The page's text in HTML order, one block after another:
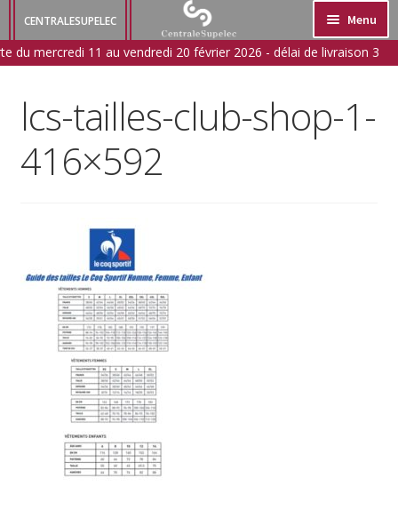
la
contenu
CENTRALESUPELEC Menu
ADULTE
ACCESSOIRES
du mercredi 11 au vendredi 20 février 2026 - délai de livraison 3
lcs-tailles-club-shop-1-
416×592